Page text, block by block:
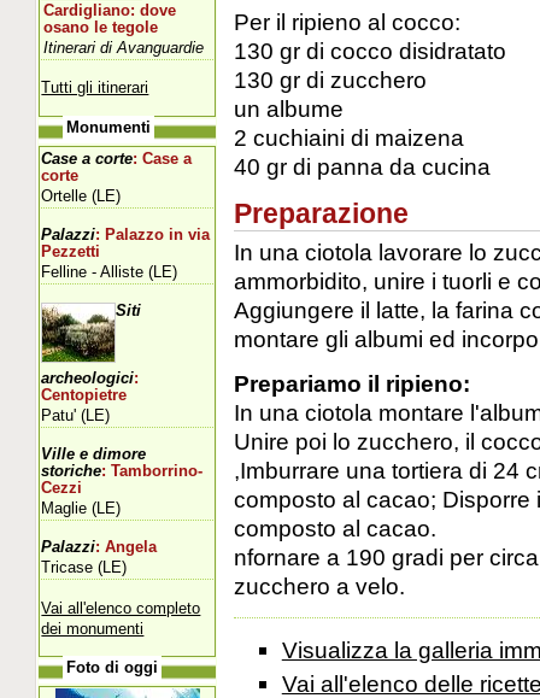
Per il ripieno al cocco:
130 gr di cocco disidratato
130 gr di zucchero
un albume
2 cuchiaini di maizena
40 gr di panna da cucina
Preparazione
In una ciotola lavorare lo
ammorbidito, unire i tuorli e
Aggiungere il latte, la farina
montare gli albumi ed
Prepariamo il ripieno:
In una ciotola montare
Unire poi lo zucchero, il
,Imburrare una tortiera di 24
composto al cacao;
composto al cacao.
nfornare a 190 gradi per
zucchero a velo.
Visualizza la galleria
Vai all'elenco delle
Cardigliano: dove
osano le tegole
Itinerari di Avanguardie
Tutti gli itinerari
Monumenti
Case a corte: Case a
corte
Ortelle (LE)
Palazzi: Palazzo in via
Pezzetti
Felline - Alliste (LE)
Siti
archeologici:
Centopietre
Patu' (LE)
Ville e dimore
storiche: Tamborrino-
Cezzi
Maglie (LE)
Palazzi: Angela
Tricase (LE)
Vai all'elenco completo
dei monumenti
Foto di oggi